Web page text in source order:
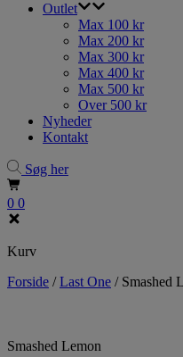
Outlet
Max 100 kr
Max 200 kr
Max 300 kr
Max 400 kr
Max 500 kr
Over 500 kr
Nyheder
Kontakt
Søg her
0 0
Kurv
Forside /Last One / Smashed
Smashed Lemon